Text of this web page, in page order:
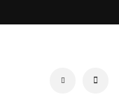
Search social